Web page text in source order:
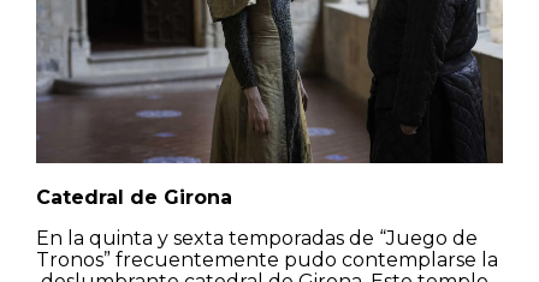
Catedral de Girona
En la quinta y sexta temporadas de “Juego de
Tronos” frecuentemente pudo contemplarse la